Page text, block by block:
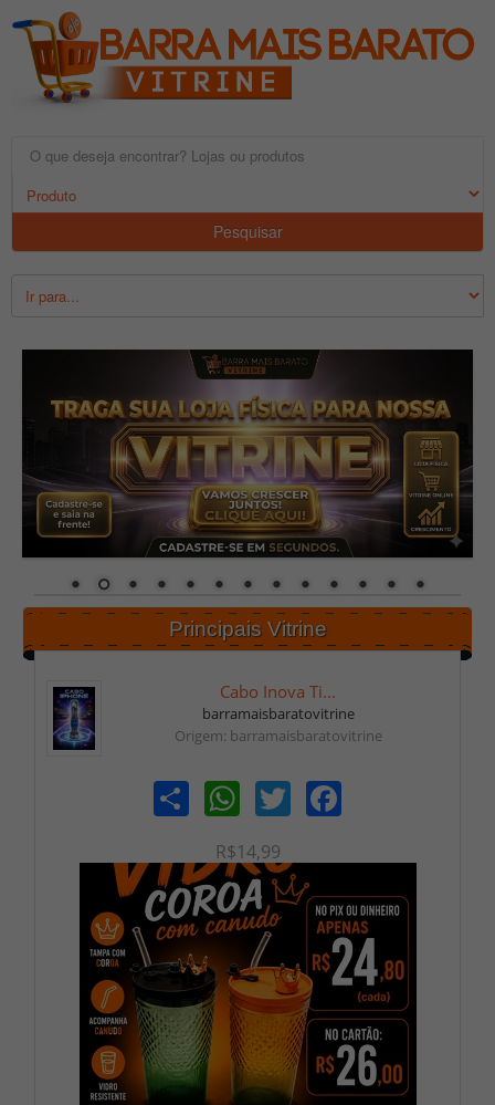
Pesquisar
Principais Vitrine
Cabo Inova Ti...
barramaisbaratovitrine
Origem: barramaisbaratovitrine
Share WhatsAppTwitter Facebook
R$14,99